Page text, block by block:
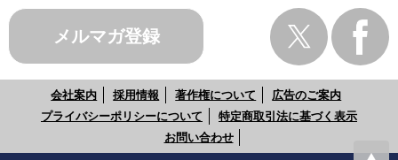
メルマガ登録
会社案内 採用情報 著作権について
広告のご案内
プライバシーポリシーについて
特定商取引法に基づく表示
お問い合わせ